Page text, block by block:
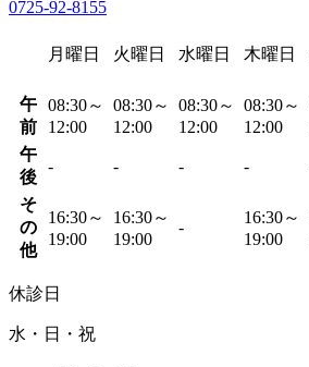
0725-92-8155
月曜日 火曜日 水曜日 木曜日
午
前
08:30～
12:00
08:30～
12:00
08:30～
12:00
08:30～
12:00
午
後
- - - -
そ
の
他
16:30～
19:00
16:30～
19:00
-
16:30～
19:00
休診日
水・日・祝